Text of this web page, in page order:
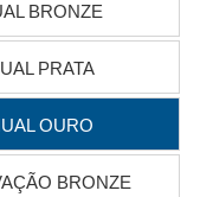
BRONZE
PRATA
OURO
BRONZE